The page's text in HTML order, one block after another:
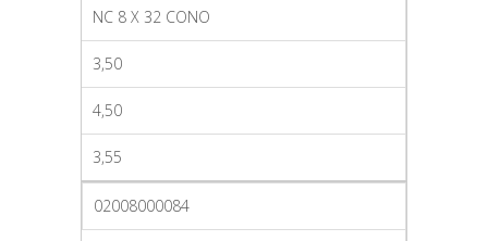
NC 8 X 32 CONO
3,50
4,50
3,55
02008000084